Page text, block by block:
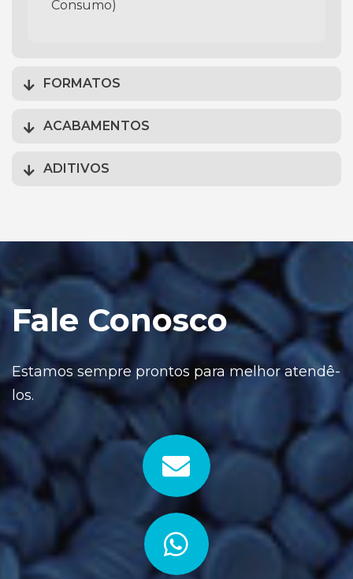
Consumo)
FORMATOS
ACABAMENTOS
ADITIVOS
Fale Conosco
Estamos sempre prontos para melhor atendê-
los.